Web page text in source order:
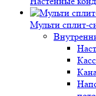
Мульти сплит-